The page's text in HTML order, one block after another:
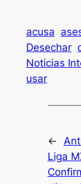
acusa
Desechar
Noticias
usar
←
Liga